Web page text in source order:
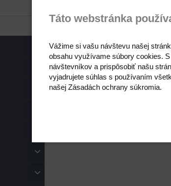
Táto webstránka
Vážime si vašu návštevu našej
obsahu využívame súbory cookies.
návštevníkov a prispôsobiť našu
vyjadrujete súhlas s používaním
našej Zásadách ochrany súkromia.